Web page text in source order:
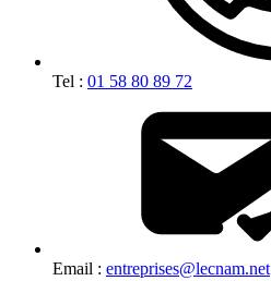
Tel : 01 58 80 89 72
Email : entreprises@lecnam.net